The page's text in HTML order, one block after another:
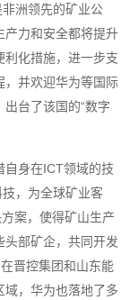
洲领先的矿业公
产力和安全都将提升
利化措施，进一步支
，并欢迎华为等国际
台了该国的“数字
自身在ICT领域的技
，为全球矿业客
案，使得矿山生产
头部矿企，共同开发
晋控集团和山东能
，华为也落地了多